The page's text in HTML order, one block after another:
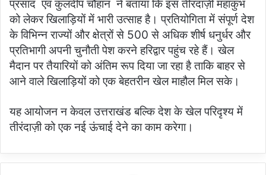
प्रसाद एवं कुलदीप चौहान ने बताया कि इस तीरंदाज़ी महाकुंभ
को लेकर खिलाड़ियों में भारी उत्साह है। प्रतियोगिता में संपूर्ण देश
के विभिन्न राज्यों और क्षेत्रों से 500 से अधिक शीर्ष धनुर्धर और
प्रतिभागी अपनी चुनौती पेश करने हरिद्वार पहुंच रहे हैं। खेल
मैदान पर तैयारियों को अंतिम रूप दिया जा रहा है ताकि बाहर से
आने वाले खिलाड़ियों को एक बेहतरीन खेल माहौल मिल सके।
यह आयोजन न केवल उत्तराखंड बल्कि देश के खेल परिदृश्य में
तीरंदाज़ी को एक नई ऊंचाई देने का काम करेगा।